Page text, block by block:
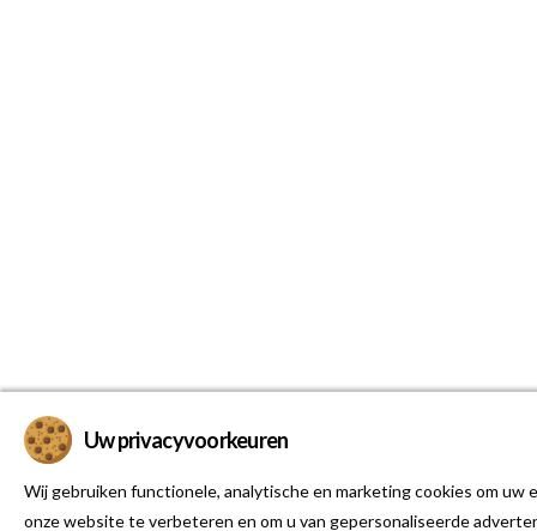
Uw privacyvoorkeuren
Wij gebruiken functionele, analytische en marketing cookies om uw
onze website te verbeteren en om u van gepersonaliseerde